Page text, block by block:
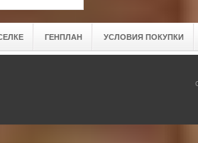
ГЕНПЛАН УСЛОВИЯ ПОКУПКИ